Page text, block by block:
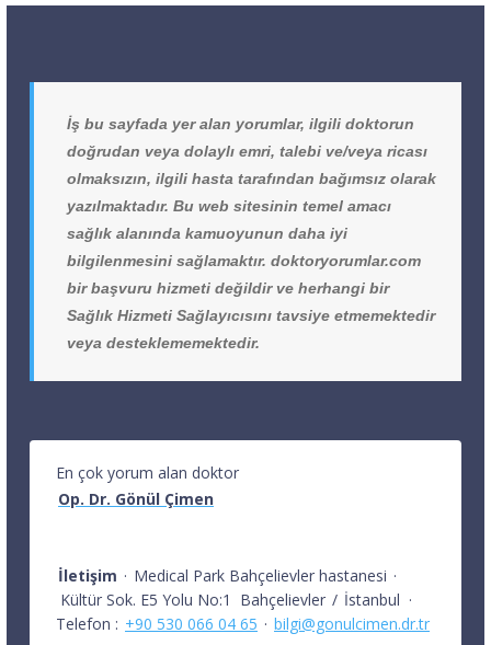
İş bu sayfada yer alan yorumlar, ilgili doktorun
doğrudan veya dolaylı emri, talebi ve/veya ricası
olmaksızın, ilgili hasta tarafından bağımsız olarak
yazılmaktadır. Bu web sitesinin temel amacı
sağlık alanında kamuoyunun daha iyi
bilgilenmesini sağlamaktır. doktoryorumlar.com
bir başvuru hizmeti değildir ve herhangi bir
Sağlık Hizmeti Sağlayıcısını tavsiye etmemektedir
veya desteklememektedir.
En çok yorum alan doktor
Op. Dr. Gönül Çimen
İletişim · Medical Park Bahçelievler hastanesi ·
Kültür Sok. E5 Yolu No:1
Bahçelievler / İstanbul ·
Telefon : +90 530 066 04 65 · bilgi@gonulcimen.dr.tr